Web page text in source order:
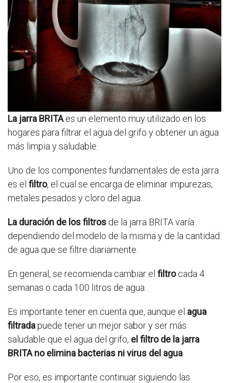
La jarra BRITAes un elemento muy utilizado en los
hogares para filtrar el agua del grifo y obtener un agua
más limpia y saludable.
Uno de los componentes fundamentales de esta jarra
es el filtro, el cual se encarga de eliminar impurezas,
metales pesados y cloro del agua.
La duración de los filtros de la jarra BRITA varía
dependiendo del modelo de la misma y de la cantidad
de agua que se filtre diariamente.
En general, se recomienda cambiar el filtrocada 4
semanas o cada 100 litros de agua.
Es importante tener en cuenta que, aunque el agua
filtradapuede tener un mejor sabor y ser más
saludable que el agua del grifo, el filtro de la jarra
BRITA no elimina bacterias ni virus del agua
Por eso, es importante continuar siguiendo las